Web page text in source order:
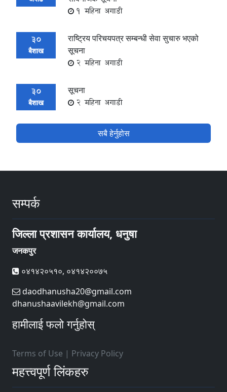
1 महिना अगाडी
30
बैशाख
राष्ट्रिय परिचयपत्र सम्बन्धी सेवा सुचारु भएको
सूचना
2 महिना अगाडी
30
बैशाख
सूचना
2 महिना अगाडी
सबै हेर्नुहोस
सम्पर्क
जिल्ला प्रशासन कार्यालय, धनुषा
जनकपुर
०४१४२०५१०, ०४१४२००७५
daodhanusha20@gmail.com
dhanushaavilekh@gmail.com
हामीलाई फलो गर्नुहोस्
Terms of Use | Privacy Policy
महत्त्वपूर्ण लिंकहरु